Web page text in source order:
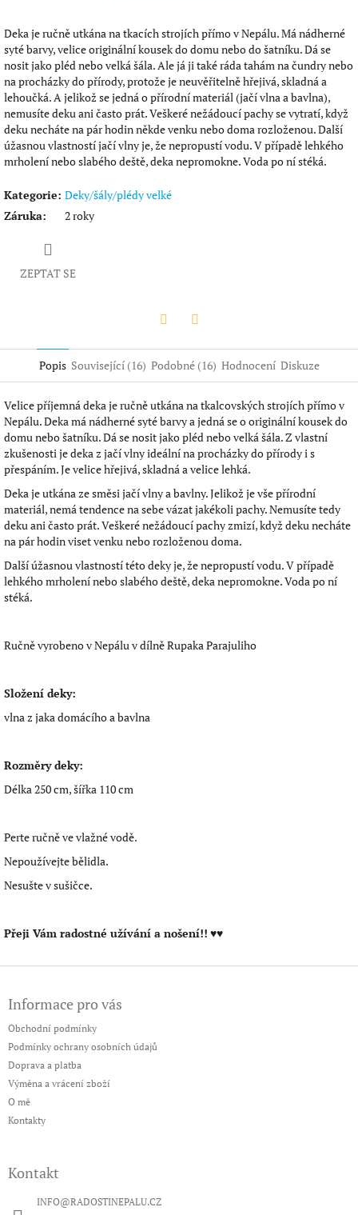
Deka je ručně utkána na tkacích strojích přímo v Nepálu. Má nádherné
syté barvy, velice originální kousek do domu nebo do šatníku. Dá se
nosit jako pléd nebo velká šála. Ale já ji také ráda tahám na čundry nebo
na procházky do přírody, protože je neuvěřitelně hřejivá, skladná a
lehoučká. A jelikož se jedná o přírodní materiál (jačí vlna a bavlna),
nemusíte deku ani často prát. Veškeré nežádoucí pachy se vytratí, když
deku necháte na pár hodin někde venku nebo doma rozloženou. Další
úžasnou vlastností jačí vlny je, že nepropustí vodu. V případě lehkého
mrholení nebo slabého deště, deka nepromokne. Voda po ní stéká.
Kategorie: Deky/šály/plédy velké
Záruka: 2 roky
ZEPTAT SE
Popis Související (16) Podobné (16) Hodnocení Diskuze
Velice příjemná deka je ručně utkána na tkalcovských strojích přímo v
Nepálu. Deka má nádherné syté barvy a jedná se o originální kousek do
domu nebo šatníku. Dá se nosit jako pléd nebo velká šála. Z vlastní
zkušenosti je deka z jačí vlny ideální na procházky do přírody i s
přespáním. Je velice hřejivá, skladná a velice lehká.
Deka je utkána ze směsi jačí vlny a bavlny. Jelikož je vše přírodní
materiál, nemá tendence na sebe vázat jakékoli pachy. Nemusíte tedy
deku ani často prát. Veškeré nežádoucí pachy zmizí, když deku necháte
na pár hodin viset venku nebo rozloženou doma.
Další úžasnou vlastností této deky je, že nepropustí vodu. V případě
lehkého mrholení nebo slabého deště, deka nepromokne. Voda po ní
stéká.
Ručně vyrobeno v Nepálu v dílně Rupaka Parajuliho
Složení deky:
vlna z jaka domácího a bavlna
Rozměry deky:
Délka 250 cm, šířka 110 cm
Perte ručně ve vlažné vodě.
Nepoužívejte bělidla.
Nesušte v sušičce.
Přeji Vám radostné užívání a nošení!! ♥♥
Informace pro vás
Obchodní podmínky
Podmínky ochrany osobních údajů
Doprava a platba
Výměna a vrácení zboží
O mě
Kontakty
Kontakt
INFO@RADOSTINEPALU.CZ